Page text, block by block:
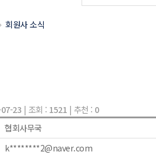
회원사 소식
23 | 조회 : 1521 | 추천 : 0
협회사무국
k********2@naver.com